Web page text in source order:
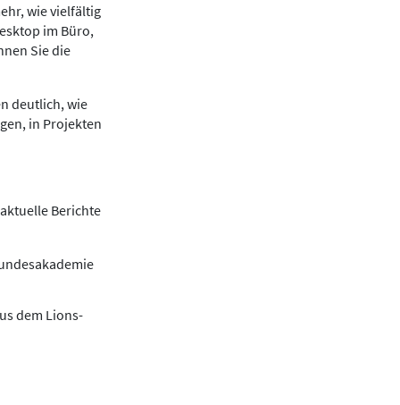
wie vielfältig
im Büro,
Sie die
deutlich, wie
in Projekten
Berichte
dem Lions-